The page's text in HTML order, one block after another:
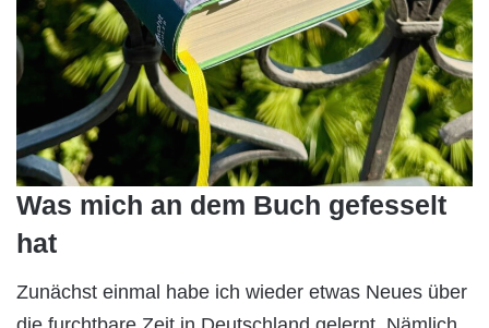
Was mich an dem Buch gefesselt
hat
Zunächst einmal habe ich wieder etwas Neues über